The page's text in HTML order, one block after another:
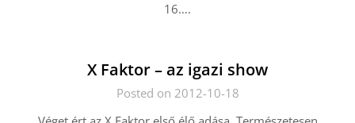
16….
X Faktor – az igazi show
Posted on 2012-10-18